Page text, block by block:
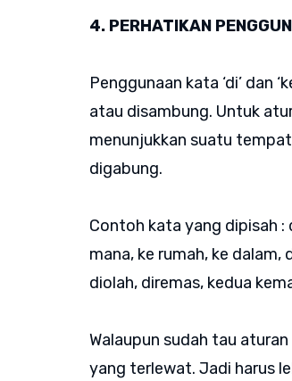
4. PERHATIKAN
Penggunaan kata ‘di’ dan
atau disambung. Untuk
menunjukkan suatu tempat
digabung.
Contoh kata yang dipisah :
mana, ke rumah, ke
diolah, diremas, kedua
Walaupun sudah tau
yang terlewat. Jadi harus